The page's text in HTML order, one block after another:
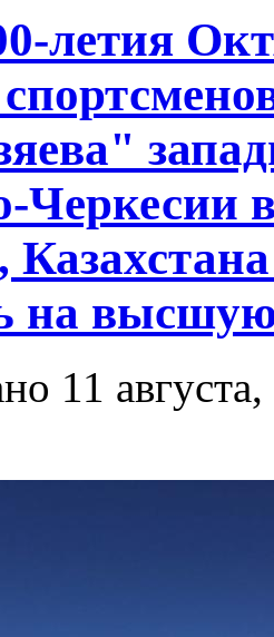
летия
Черкесии
на
11